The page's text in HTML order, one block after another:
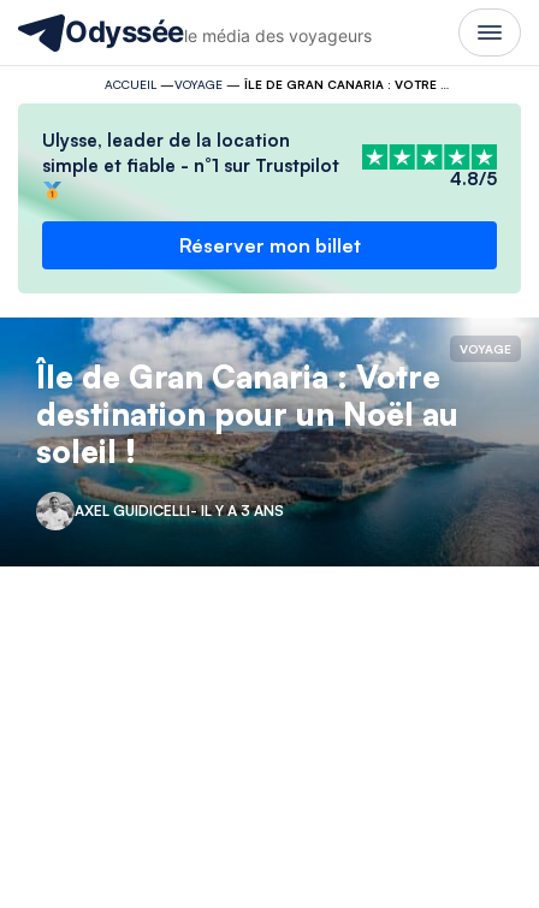
Odysséele média des voyageurs
ACCUEIL —VOYAGE—
Ulysse, leader de la location
simple et fiable - n°1 sur Trustpilot
4.8/5
Réserver mon billet
VOYAGE
Île de Gran Canaria : Votre
destination pour un Noël au
soleil !
AXEL GUIDICELLI- IL Y A 3 ANS